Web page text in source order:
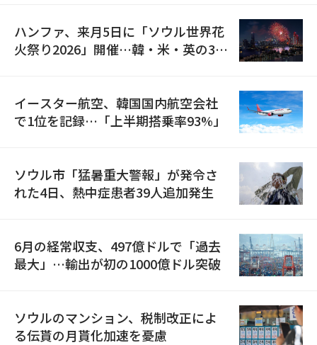
ハンファ、来月5日に「ソウル世界花
火祭り2026」開催…韓・米・英の3カ
イースター航空、韓国国内航空会社
で1位を記録…「上半期搭乗率93%」
ソウル市「猛暑重大警報」が発令さ
れた4日、熱中症患者39人追加発生
6月の経常収支、497億ドルで「過去
最大」…輸出が初の1000億ドル突破
ソウルのマンション、税制改正によ
る伝貰の月貰化加速を憂慮